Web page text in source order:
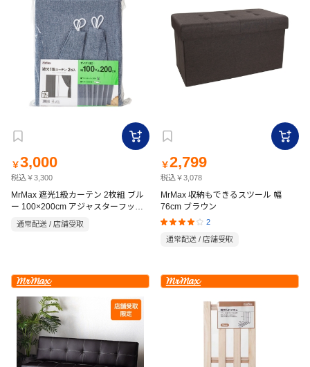
￥3,000
税込￥3,300
MrMax 遮光1級カーテン 2枚組 ブル
ー 100×200cm アジャスターフック
付
通常配送 / 店舗受取
￥2,799
税込￥3,078
MrMax 収納もできるスツール 幅
76cm ブラウン
2
通常配送 / 店舗受取